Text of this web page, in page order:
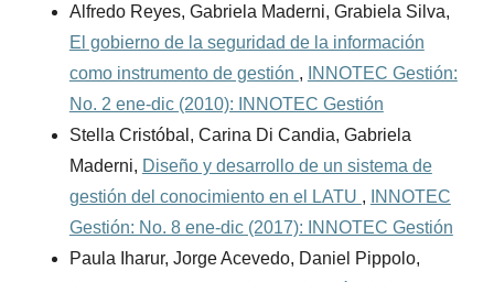
Alfredo Reyes, Gabriela Maderni, Grabiela Silva,
El gobierno de la seguridad de la información
como instrumento de gestión ,
INNOTEC Gestión:
No. 2 ene-dic (2010): INNOTEC Gestión
Stella Cristóbal, Carina Di Candia, Gabriela
Maderni, Diseño y desarrollo de un sistema de
gestión del conocimiento en el LATU ,
INNOTEC
Gestión: No. 8 ene-dic (2017): INNOTEC Gestión
Paula Iharur, Jorge Acevedo, Daniel Pippolo,